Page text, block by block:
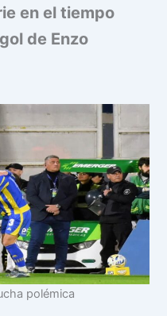
en el tiempo
de Enzo
polémica